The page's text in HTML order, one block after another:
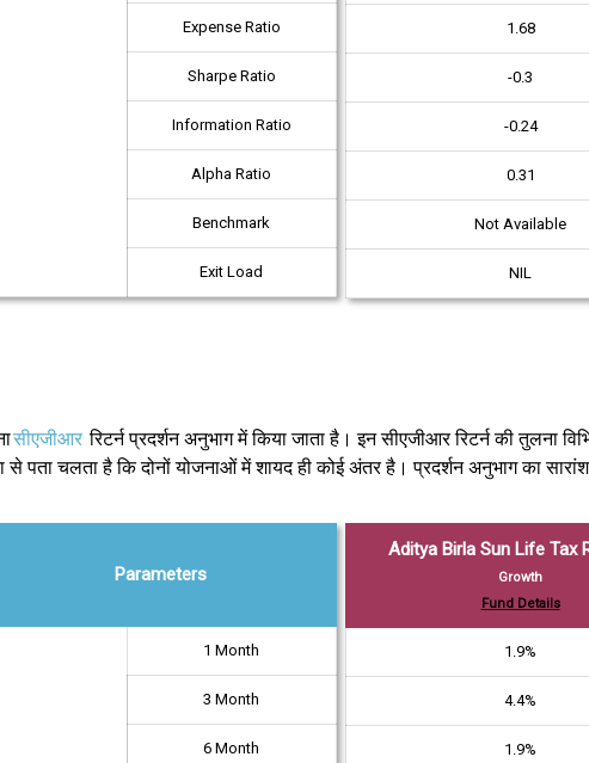
Expense Ratio
Sharpe Ratio
Information Ratio
Alpha Ratio
Benchmark
Exit Load
1.68
-0.3
-0.24
0.31
Not Available
NIL
सीएजीआर रिटर्न प्रदर्शन अनुभाग में किया जाता है। इन सीएजीआर रिटर्न की तुलना
से पता चलता है कि दोनों योजनाओं में शायद ही कोई अंतर है। प्रदर्शन अनुभाग का सारांश
Parameters
1 Month
3 Month
6 Month
Aditya Birla Sun Life Tax
Growth
Fund Details
1.9%
4.4%
1.9%